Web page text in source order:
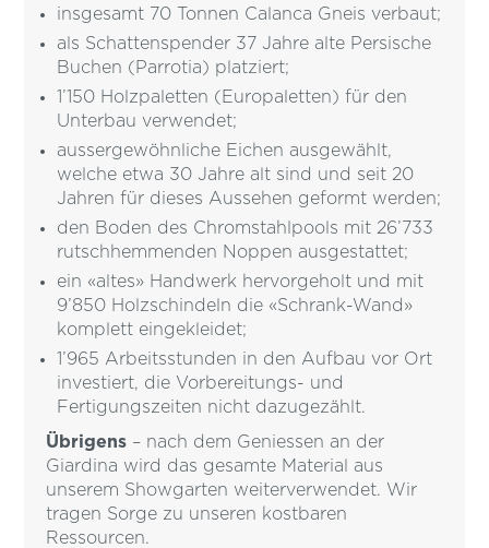
insgesamt 70 Tonnen Calanca Gneis verbaut;
als Schattenspender 37 Jahre alte Persische
Buchen (Parrotia) platziert;
1’150 Holzpaletten (Europaletten) für den
Unterbau verwendet;
aussergewöhnliche Eichen ausgewählt,
welche etwa 30 Jahre alt sind und seit 20
Jahren für dieses Aussehen geformt werden;
den Boden des Chromstahlpools mit 26’733
rutschhemmenden Noppen ausgestattet;
ein «altes» Handwerk hervorgeholt und mit
9’850 Holzschindeln die «Schrank-Wand»
komplett eingekleidet;
1’965 Arbeitsstunden in den Aufbau vor Ort
investiert, die Vorbereitungs- und
Fertigungszeiten nicht dazugezählt.
Übrigens – nach dem Geniessen an der
Giardina wird das gesamte Material aus
unserem Showgarten weiterverwendet. Wir
tragen Sorge zu unseren kostbaren
Ressourcen.